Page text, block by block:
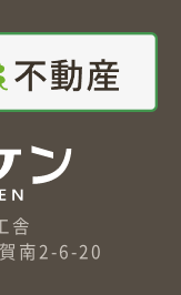
舎
南2-6-20